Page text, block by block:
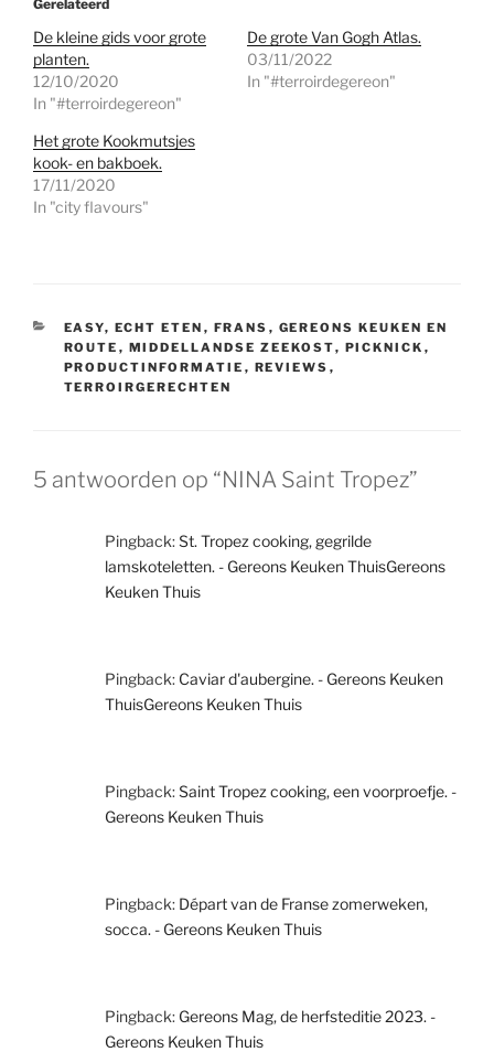
Gerelateerd
De kleine gids voor grote
planten.
12/10/2020
In "#terroirdegereon"
De grote Van Gogh Atlas.
03/11/2022
In "#terroirdegereon"
Het grote Kookmutsjes
kook- en bakboek.
17/11/2020
In "city flavours"
CATEGORIEËN
EASY, ECHT ETEN , FRANS , GEREONS KEUKEN EN
ROUTE , MIDDELLANDSE ZEEKOST, PICKNICK ,
PRODUCTINFORMATIE , REVIEWS ,
TERROIRGERECHTEN
5 antwoorden op “NINA Saint Tropez”
Pingback:St. Tropez cooking, gegrilde
lamskoteletten. - Gereons Keuken ThuisGereons
Keuken Thuis
Pingback: Caviar d'aubergine. - Gereons Keuken
ThuisGereons Keuken Thuis
Pingback:Saint Tropez cooking, een voorproefje. -
Gereons Keuken Thuis
Pingback: Départ van de Franse zomerweken,
socca. - Gereons Keuken Thuis
Pingback: Gereons Mag, de herfsteditie 2023. -
Gereons Keuken Thuis